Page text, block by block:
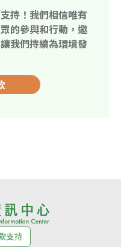
持！我們相信唯有
的參與和行動，邀
我們持續為環境發
支持